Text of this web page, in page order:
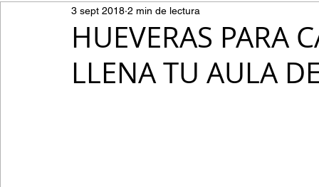
HUEVERAS PARA
LLENA TU AULA
3 sept 2018 2 min de lectura